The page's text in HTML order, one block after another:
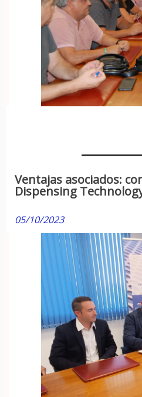
Ventajas asociados:
Dispensing
05/10/2023